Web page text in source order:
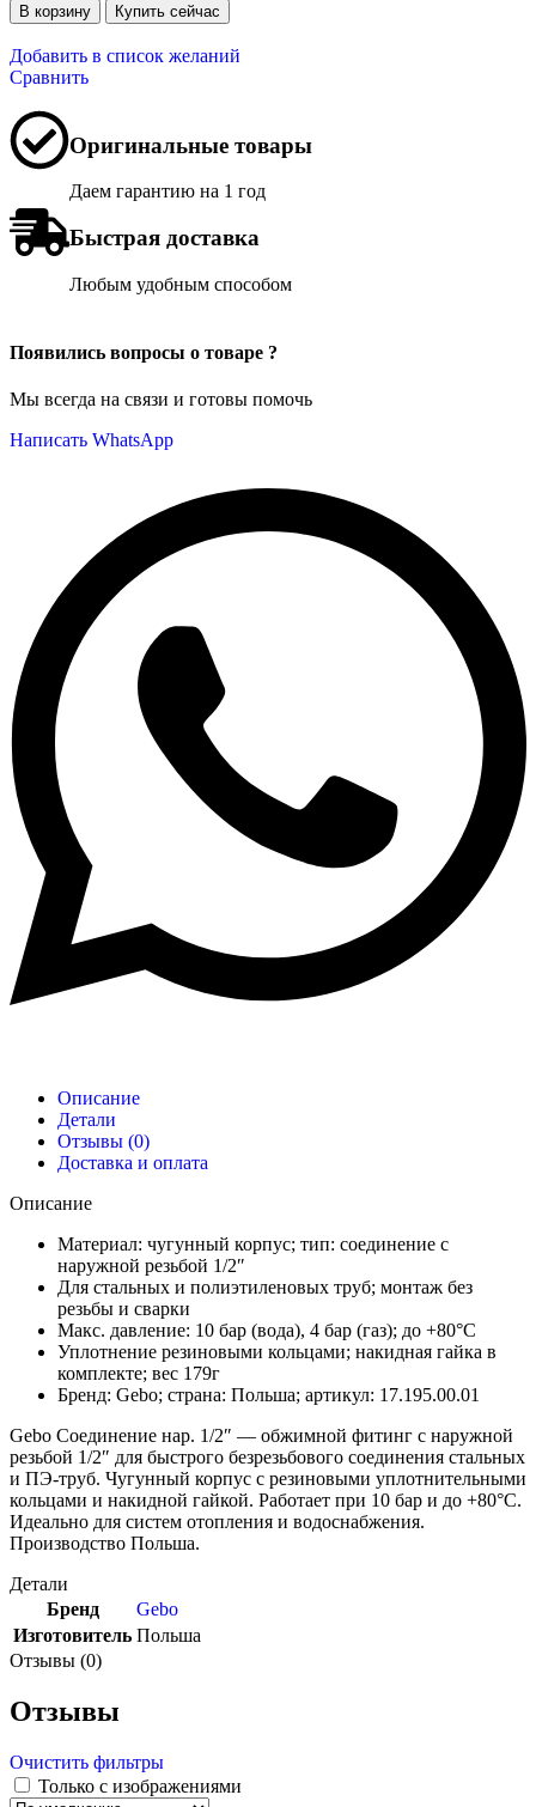
В корзину Купить сейчас
Добавить в список желаний
Сравнить
Оригинальные товары
Даем гарантию на 1 год
Быстрая доставка
Любым удобным способом
Появились вопросы о товаре ?
Мы всегда на связи и готовы помочь
Написать WhatsApp
Описание
Детали
Отзывы (0)
Доставка и оплата
Описание
Материал: чугунный корпус; тип: соединение с
наружной резьбой 1/2″
Для стальных и полиэтиленовых труб; монтаж без
резьбы и сварки
Макс. давление: 10 бар (вода), 4 бар (газ); до +80°C
Уплотнение резиновыми кольцами; накидная гайка в
комплекте; вес 179г
Бренд: Gebo; страна: Польша; артикул: 17.195.00.01
Gebo Соединение нар. 1/2″ — обжимной фитинг с наружной
резьбой 1/2″ для быстрого безрезьбового соединения стальных
и ПЭ-труб. Чугунный корпус с резиновыми уплотнительными
кольцами и накидной гайкой. Работает при 10 бар и до +80°C.
Идеально для систем отопления и водоснабжения.
Производство Польша.
Детали
Бренд
Gebo
Изготовитель Польша
Отзывы (0)
Отзывы
Очистить фильтры
Только с изображениями